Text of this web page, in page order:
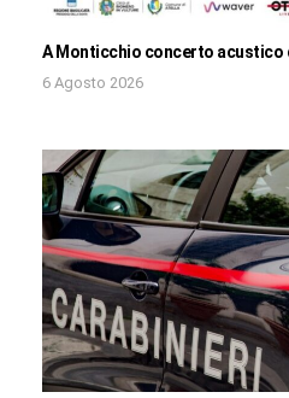
A Monticchio concerto acustico
6 Agosto 2026